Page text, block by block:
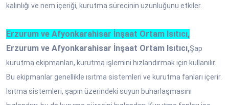
kalınlığı ve nem içeriği, kurutma sürecinin uzunluğunu etkiler.
Erzurum ve Afyonkarahisar İnşaat Ortam Isıtıcı,
Erzurum ve Afyonkarahisar İnşaat Ortam Isıtıcı,Şap
kurutma ekipmanları, kurutma işlemini hızlandırmak için kullanılır.
Bu ekipmanlar genellikle ısıtma sistemleri ve kurutma fanları içerir.
Isıtma sistemleri, şapın üzerindeki suyun buharlaşmasını